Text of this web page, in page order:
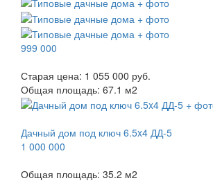
999 000
Старая цена: 1 055 000 руб.
Общая площадь: 67.1 м2
Дачный дом под ключ 6.5x4 ДД-5
1 000 000
Общая площадь: 35.2 м2